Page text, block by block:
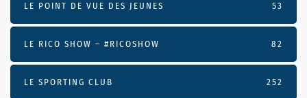
LE POINT DE VUE DES JEUNES 53
LE RICO SHOW – #RICOSHOW 82
LE SPORTING CLUB 252